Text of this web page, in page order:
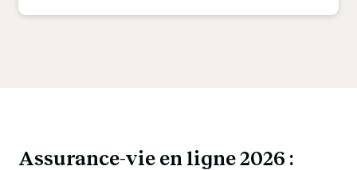
Assurance-vie en ligne 2026 :